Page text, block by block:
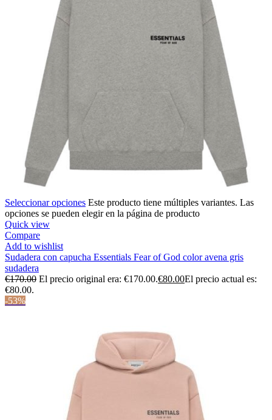
Seleccionar opciones Este producto tiene múltiples variantes. Las
opciones se pueden elegir en la página de producto
Quick view
Compare
Add to wishlist
Sudadera con capucha Essentials Fear of God color avena gris
sudadera
€170.00 El precio original era: €170.00.€80.00El precio actual es:
€80.00.
-53%